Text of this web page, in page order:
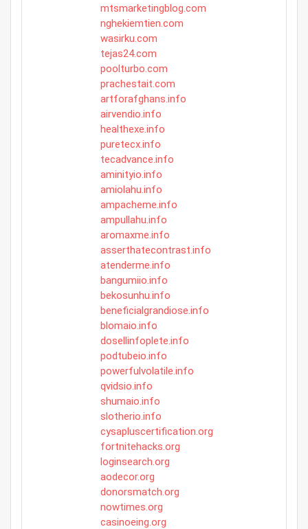
mtsmarketingblog.com
nghekiemtien.com
wasirku.com
tejas24.com
poolturbo.com
prachestait.com
artforafghans.info
airvendio.info
healthexe.info
puretecx.info
tecadvance.info
aminityio.info
amiolahu.info
ampacheme.info
ampullahu.info
aromaxme.info
asserthatecontrast.info
atenderme.info
bangumiio.info
bekosunhu.info
beneficialgrandiose.info
blomaio.info
dosellinfoplete.info
podtubeio.info
powerfulvolatile.info
qvidsio.info
shumaio.info
slotherio.info
cysapluscertification.org
fortnitehacks.org
loginsearch.org
aodecor.org
donorsmatch.org
nowtimes.org
casinoeing.org